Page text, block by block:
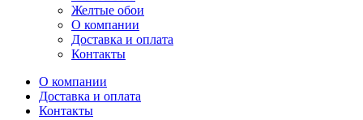
Желтые обои
О компании
Доставка и оплата
Контакты
О компании
Доставка и оплата
Контакты